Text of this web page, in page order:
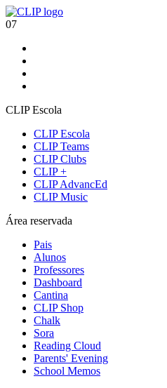
07
CLIP Escola
CLIP Escola
CLIP Teams
CLIP Clubs
CLIP +
CLIP AdvancEd
CLIP Music
Área reservada
Pais
Alunos
Professores
Dashboard
Cantina
CLIP Shop
Chalk
Sora
Reading Cloud
Parents' Evening
School Memos